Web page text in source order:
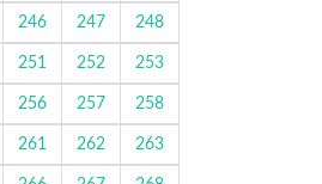
246 247 248
251 252 253
256 257 258
261 262 263